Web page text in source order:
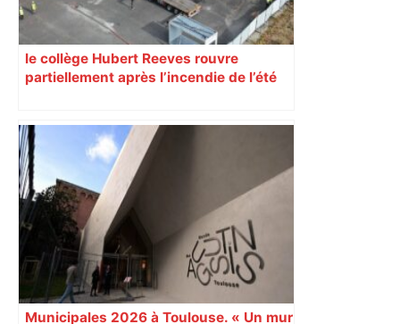
le collège Hubert Reeves rouvre
partiellement après l’incendie de l’été
Municipales 2026 à Toulouse. « Un mur